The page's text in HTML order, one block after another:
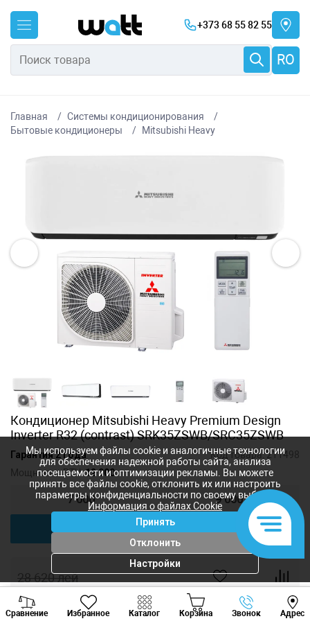
+373 68 55 82 55
RO
Главная
Системы кондиционирования
Бытовые кондиционеры
Mitsubishi Heavy
Кондиционер Mitsubishi Heavy Premium Design
Inverter R32 (contrast) SRK35ZSWB/SRC35ZSWB
Гарантия 2 года Код товара:211498
Мощность, BTU:12 000
7 000 9 000
28 620лей
22 896 лей
Сравнение Избранное Каталог Корзина Звонок Адрес
Viber Whatsapp
Мы используем файлы cookie и аналогичные технологии
для обеспечения надежной работы сайта, анализа
посещаемости и оптимизации рекламы. Вы можете
принять все файлы cookie, отклонить их или настроить
параметры конфиденциальности по своему выбору.
Информация о файлах Cookie
Принять
Отклонить
Настройки